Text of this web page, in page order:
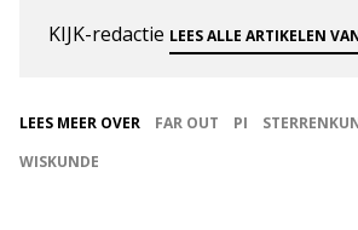
KIJK-redactie LEES ALLE ARTIKELEN
LEES MEER OVER FAR OUT PI
WISKUNDE